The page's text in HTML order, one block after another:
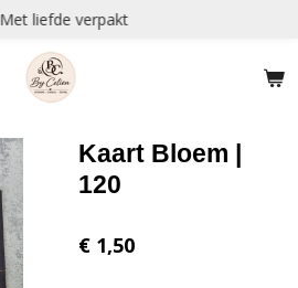
Met liefde verpakt
Kaart Bloem |
120
€ 1,50